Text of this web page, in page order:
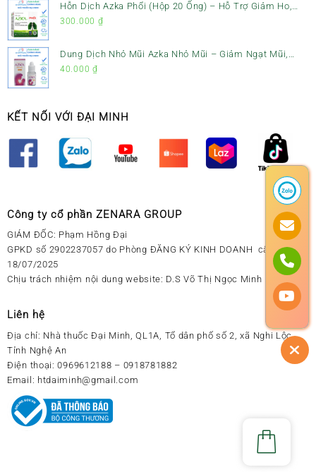
Hỗn Dịch Azka Phổi (Hộp 20 Ống) – Hỗ Trợ Giảm Ho,
Tiêu Đờm & Bổ Phổi
300.000 ₫
Dung Dịch Nhỏ Mũi Azka Nhỏ Mũi – Giảm Ngạt Mũi,
Sổ Mũi Cho Trẻ Sơ Sinh
40.000 ₫
KẾT NỐI VỚI ĐẠI MINH
Công ty cổ phần ZENARA GROUP
GIÁM ĐỐC: Phạm Hồng Đại
GPKD số 2902237057 do Phòng ĐĂNG KÝ KINH DOANH cấp ngày
18/07/2025
Chịu trách nhiệm nội dung website: D.S Võ Thị Ngọc Minh
Liên hệ
Địa chỉ: Nhà thuốc Đại Minh, QL1A, Tổ dân phố số 2, xã Nghi Lộc,
Tỉnh Nghệ An
Điện thoại: 0969612188 – 0918781882
Email: htdaiminh@gmail.com